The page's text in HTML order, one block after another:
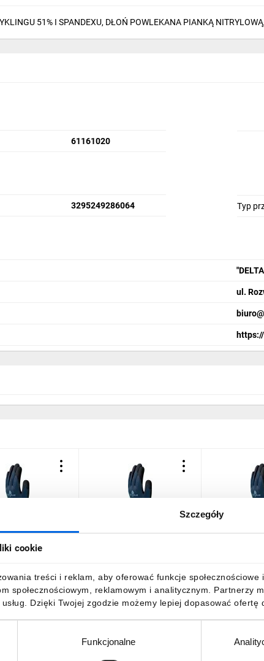
Szczegóły
cookie
treści i reklam, aby oferować funkcje
społecznościowym, reklamowym i analitycznym. Partnerzy
Dzięki Twojej zgodzie możemy lepiej dopasować
Funkcjonalne
51% I SPANDEXU, DŁOŃ POWLEKANA PIANKĄ
61161020
3295249286064 Typ
ul.
dziane z
recyklingu i
Czarny, rozmiar:
brutto
Niebiesko-Czarny, rozmiar:
8, VE723GREEN08
12,78 zł brutto
Niebiesko-
9,
12,78 zł
DO